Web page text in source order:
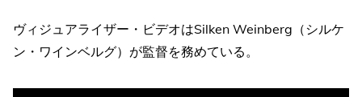
ヴィジュアライザー・ビデオはSilken Weinberg（シルケ
ン・ワインベルグ）が監督を務めている。